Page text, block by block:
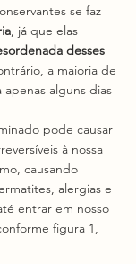
se faz
, já que elas
desses
a maioria de
alguns dias
pode causar
à nossa
causando
alergias e
entrar em nosso
figura 1,